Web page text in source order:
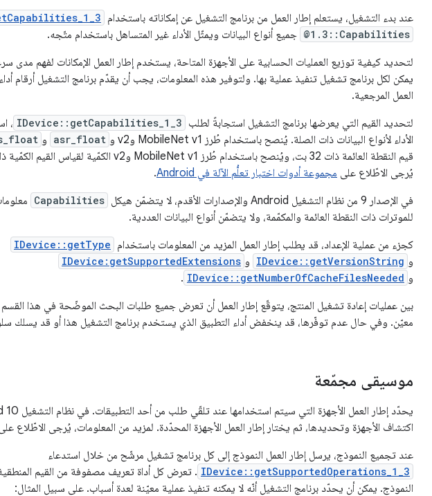
عند بدء التشغيل، يستعلم إطار العمل من برنامج التشغيل عن إمكاناته باستخدام
@1.3::Capabilities جميع أنواع البيانات ويمثّل الأداء غير المتساهل باستخدام متّجه.
لتحديد كيفية توزيع العمليات الحسابية على الأجهزة المتاحة، يستخدم إطار العمل الإمكانات لفهم مدى
يمكن لكل برنامج تشغيل تنفيذ عملية بها. ولتوفير هذه المعلومات، يجب أن يقدّم برنامج التشغيل أرقام
العمل المرجعية.
لتحديد القيم التي يعرضها برنامج التشغيل استجابةً لطلب IDevice::getCapabilities_1_3
الأداء لأنواع البيانات ذات الصلة. يُنصح باستخدام طُرز MobileNet v1 وv2 و
asr_float و
يُرجى الاطّلاع على مجموعة أدوات اختبار تعلُّم الآلة في Android
.
في الإصدار 9 من نظام التشغيل Android والإصدارات الأقدم، لا يتضمّن هيكل
Capabilities
للموترات ذات النقطة العائمة والمكمّمة، ولا يتضمّن أنواع البيانات العددية.
كجزء من عملية الإعداد، قد يطلب إطار العمل المزيد من المعلومات باستخدام IDevice::getType
و IDevice::getVersionString و IDevice:getSupportedExtensions
و IDevice::getNumberOfCacheFilesNeeded
.
بين عمليات إعادة تشغيل المنتج، يتوقّع إطار العمل أن تعرض جميع طلبات البحث الموضّحة في هذا القسم
معيّن. وفي حال عدم توفّرها، قد ينخفض أداء التطبيق الذي يستخدم برنامج التشغيل هذا أو قد يسلك
موسيقى مجمّعة
اكتشاف الأجهزة وتحديدها، ثم يختار إطار العمل الأجهزة المحدّدة. لمزيد من المعلومات، يُرجى الاطّلاع
عند تجميع النموذج، يرسل إطار العمل النموذج إلى كل برنامج تشغيل مرشّح من خلال استدعاء
IDevice::getSupportedOperations_1_3 . تعرض كل أداة تعريف مصفوفة من القيم المنطقية
النموذج. يمكن أن يحدّد برنامج التشغيل أنّه لا يمكنه تنفيذ عملية معيّنة لعدة أسباب. على سبيل المثال: